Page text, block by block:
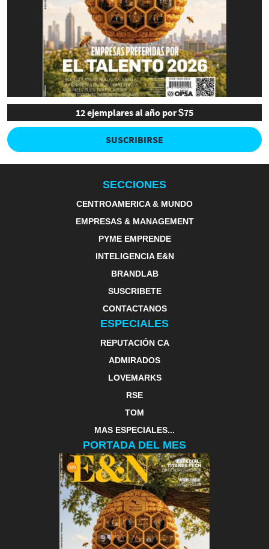
12 ejemplares al año por $75
SUSCRIBIRSE
SECCIONES
CENTROAMERICA & MUNDO
EMPRESAS & MANAGEMENT
PYME EMPRENDE
INTELIGENCIA E&N
BRANDLAB
SUSCRIBETE
CONTACTANOS
ESPECIALES
REPUTACIÓN CA
ADMIRADOS
LOVEMARKS
RSE
TOM
MAS ESPECIALES...
PORTADA DEL MES